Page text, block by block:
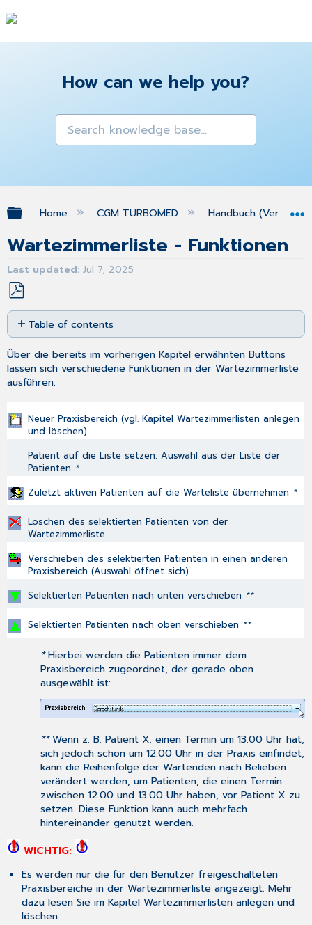
How can we help you?
Expand/collapse global hierarchy
Home CGM TURBOMED Handbuch (Version
Wartezimmerliste - Funktionen
Last updated Jul 7, 2025
Save
as
PDF
Table of contents
Zustand"
des
Patienten
Einsprung
in
Patienten
Inhalt
der
aktualisieren
Automatisches
eines
Patienten
von
Wartezimmerliste
Kein
ungewolltes
Löschen
Über die bereits im vorherigen Kapitel erwähnten Buttons
lassen sich verschiedene Funktionen in der Wartezimmerliste
ausführen:
Neuer Praxisbereich (vgl. KapitelWartezimmerlisten anlegen
und löschen)
Patient auf die Liste setzen: Auswahl aus der Liste der
Patienten *
Zuletzt aktiven Patienten auf die Warteliste übernehmen *
Löschen des selektierten Patienten von der
Wartezimmerliste
Verschieben des selektierten Patienten in einen anderen
Praxisbereich (Auswahl öffnet sich)
Selektierten Patienten nach unten verschieben **
Selektierten Patienten nach oben verschieben **
*Hierbei werden die Patienten immer dem
Praxisbereich zugeordnet, der gerade oben
ausgewählt ist:
**Wenn z. B. Patient X. einen Termin um 13.00 Uhr hat,
sich jedoch schon um 12.00 Uhr in der Praxis einfindet,
kann die Reihenfolge der Wartenden nach Belieben
verändert werden, um Patienten, die einen Termin
zwischen 12.00 und 13.00 Uhr haben, vor Patient X zu
setzen. Diese Funktion kann auch mehrfach
hintereinander genutzt werden.
WICHTIG:
Es werden nur die für den Benutzer freigeschalteten
Praxisbereiche in der Wartezimmerliste angezeigt. Mehr
dazu lesen Sie im Kapitel Wartezimmerlisten anlegen und
löschen.